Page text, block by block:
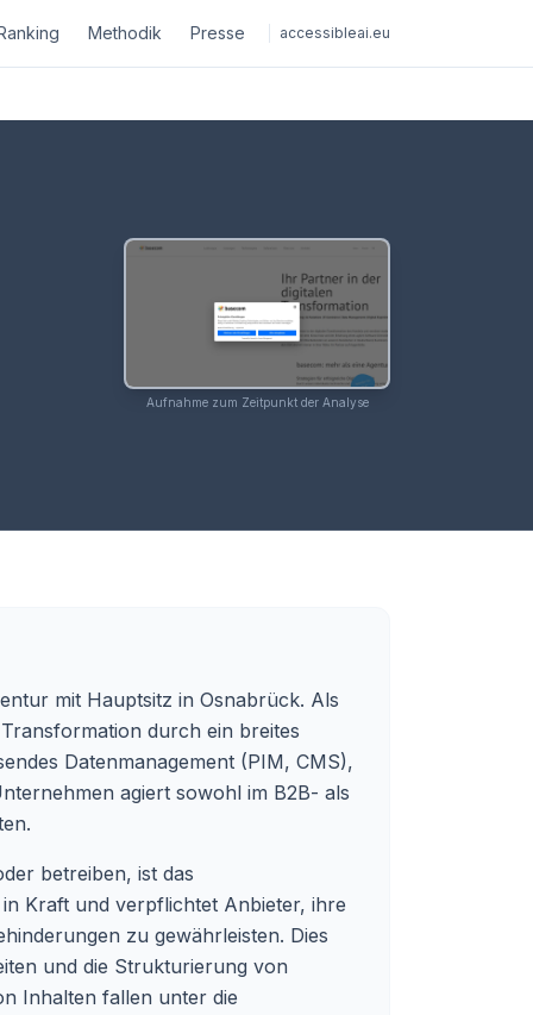
Methodik Presse accessibleai.eu
Aufnahme zum Zeitpunkt der Analyse
mit Hauptsitz in Osnabrück. Als
durch ein breites
Datenmanagement (PIM, CMS),
agiert sowohl im B2B- als
betreiben, ist das
Kraft und verpflichtet Anbieter, ihre
zu gewährleisten. Dies
und die Strukturierung von
Inhalten fallen unter die